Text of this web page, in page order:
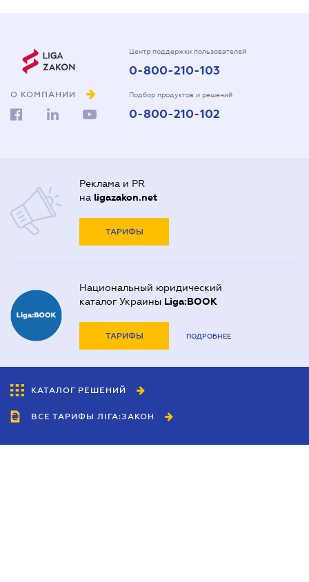
О КОМПАНИИ
Центр поддержки пользователей
0-800-210-103
Подбор продуктов и решений
0-800-210-102
Реклама и PR
на ligazakon.net
ТАРИФЫ
Национальный юридический
каталог Украины Liga:BOOK
ТАРИФЫ ПОДРОБНЕЕ
КАТАЛОГ РЕШЕНИЙ
ВСЕ ТАРИФЫ ЛІГА:ЗАКОН